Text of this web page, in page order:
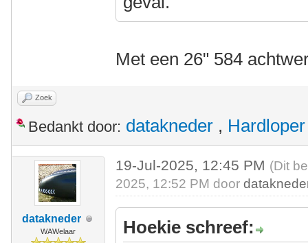
Met een 26" 584
Zoek
Bedankt door: datakneder , Hardloper
datakneder
WAWelaar
19-Jul-2025, 12:45 PM (Dit
2025, 12:52 PM door
Hoekie schreef: